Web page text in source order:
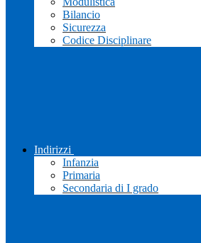
Bilancio
Sicurezza
Codice Disciplinare
Indirizzi
Infanzia
Primaria
Secondaria di I grado